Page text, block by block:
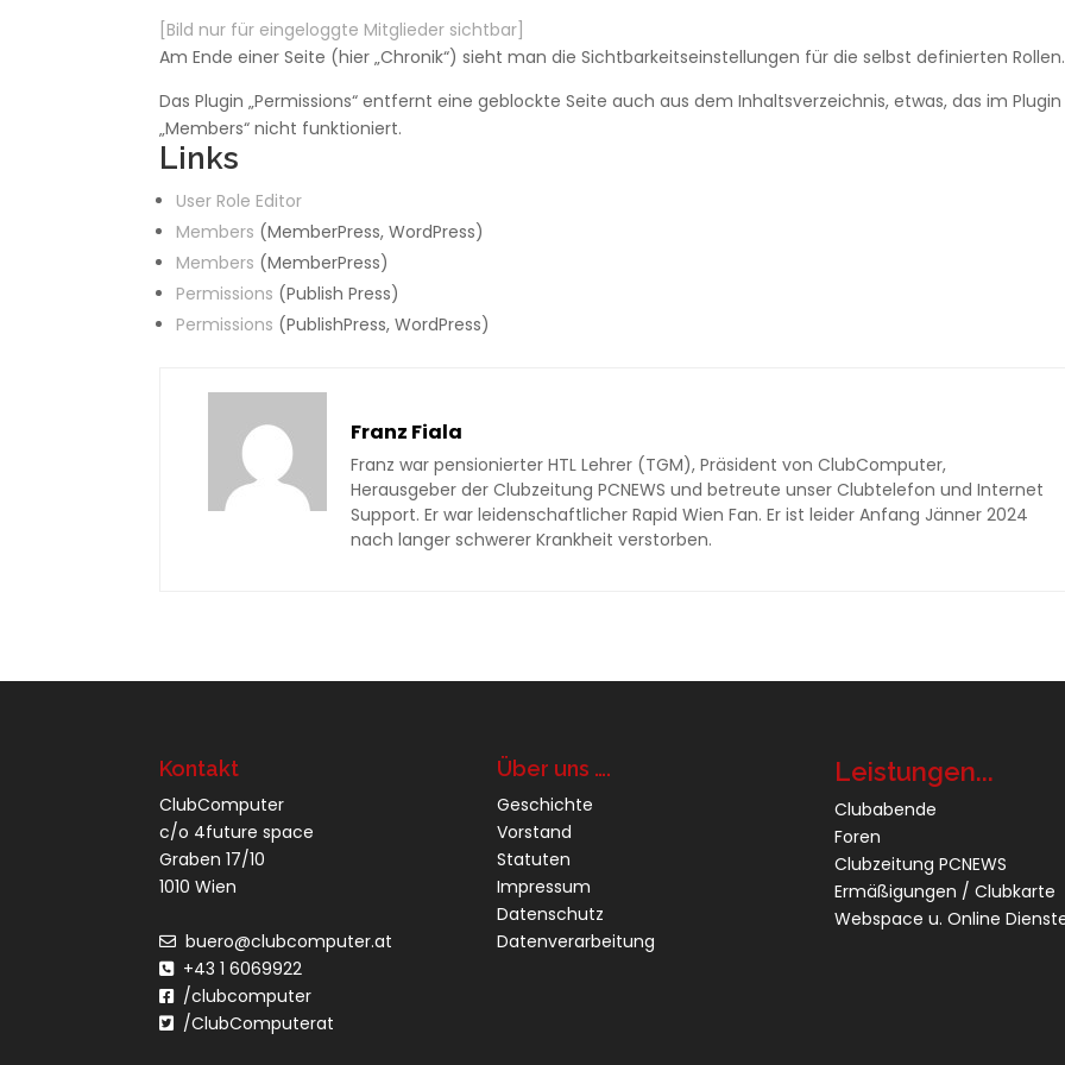
[Bild nur für eingeloggte Mitglieder sichtbar]
Am Ende einer Seite (hier „Chronik“) sieht man die Sichtbarkeitseinstellungen für die selbst definierten Rollen.
Das Plugin „Permissions“ entfernt eine geblockte Seite auch aus dem Inhaltsverzeichnis, etwas, das im Plugin
„Members“ nicht funktioniert.
Links
User Role Editor
Members (MemberPress, WordPress)
Members (MemberPress)
Permissions (Publish Press)
Permissions (PublishPress, WordPress)
Franz Fiala
Franz war pensionierter HTL Lehrer (TGM), Präsident von ClubComputer,
Herausgeber der Clubzeitung PCNEWS und betreute unser Clubtelefon und Internet
Support. Er war leidenschaftlicher Rapid Wien Fan. Er ist leider Anfang Jänner 2024
nach langer schwerer Krankheit verstorben.
Kontakt
ClubComputer
c/o 4future space
Graben 17/10
1010 Wien
buero@clubcomputer.at
+43 1 6069922
/clubcomputer
/ClubComputerat
Über uns ….
Geschichte
Vorstand
Statuten
Impressum
Datenschutz
Datenverarbeitung
Leistungen...
Clubabende
Foren
Clubzeitung PCNEWS
Ermäßigungen / Clubkarte
Webspace u. Online